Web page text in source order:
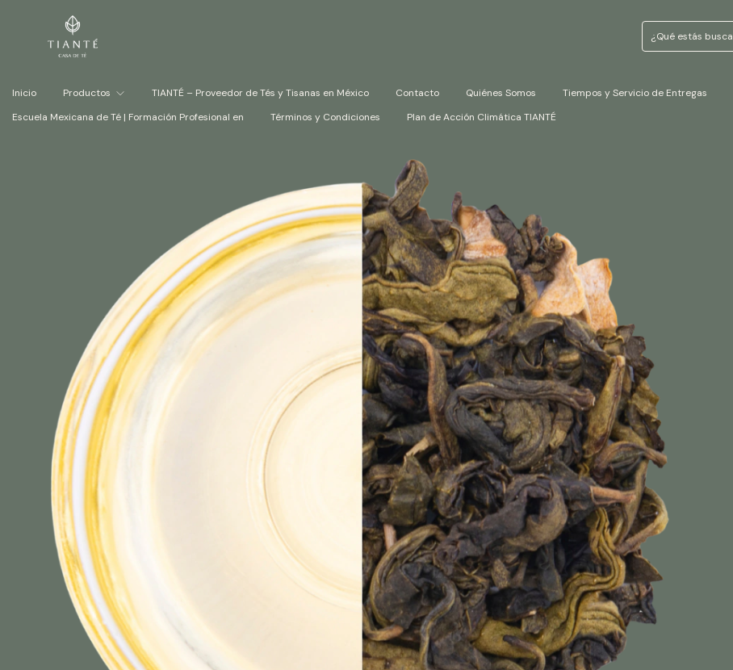
Inicio Productos TIANTÉ – Proveedor de Tés y Tisanas en México Contacto Quiénes Somos Tiempos y Servicio de Entregas
Escuela Mexicana de Té | Formación Profesional en
Términos y Condiciones Plan de Acción Climática TIANTÉ